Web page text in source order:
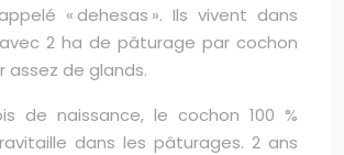
« dehesas ». Ils vivent dans
2 ha de pâturage par cochon
assez de glands.
de naissance, le cochon 100 %
dans les pâturages. 2 ans